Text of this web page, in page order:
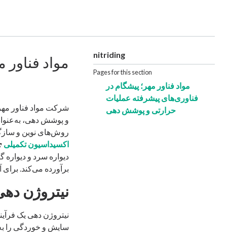
مواد
و پوشش ‌دهی،
روش‌های نوین و
اکسیداسیون تکمیلی
دیواره سرد و دیواره
برآورده می‌کند.
نیتروژن
نیتروژن ‌دهی یک
سایش و خوردگی را
nitriding
Pages for this section
مواد فناور مهر؛ پیشگام در
فناوری‌های پیشرفته عملیات
حرارتی و پوشش‌ دهی